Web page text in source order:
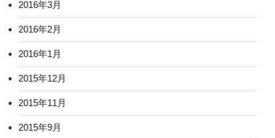
2016年3月
2016年2月
2016年1月
2015年12月
2015年11月
2015年9月